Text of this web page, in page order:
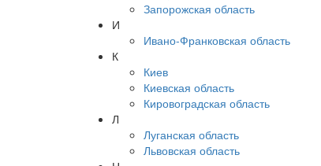
Запорожская область
И
Ивано-Франковская область
К
Киев
Киевская область
Кировоградская область
Л
Луганская область
Львовская область